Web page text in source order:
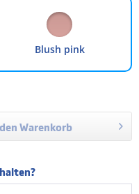
Blush pink
Warenkorb